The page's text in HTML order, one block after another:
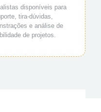
disponíveis para
tira-dúvidas,
e análise de
de projetos.